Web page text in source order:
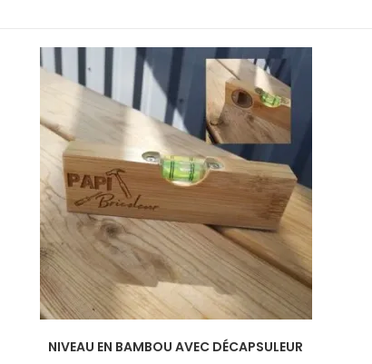
NIVEAU EN BAMBOU AVEC DÉCAPSULEUR